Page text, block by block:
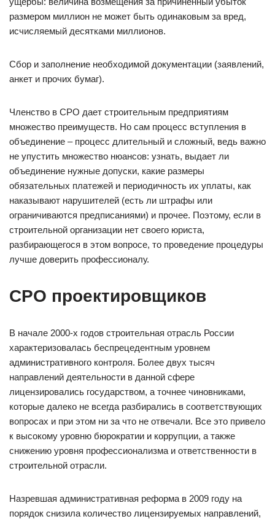
размером миллион не может быть одинаковым за вред,
исчисляемый десятками миллионов.
Сбор и заполнение необходимой документации (заявлений,
анкет и прочих бумаг).
Членство в СРО дает строительным предприятиям
множество преимуществ. Но сам процесс вступления в
объединение – процесс длительный и сложный, ведь важно
не упустить множество нюансов: узнать, выдает ли
объединение нужные допуски, какие размеры
обязательных платежей и периодичность их уплаты, как
наказывают нарушителей (есть ли штрафы или
ограничиваются предписаниями) и прочее. Поэтому, если в
строительной организации нет своего юриста,
разбирающегося в этом вопросе, то проведение процедуры
лучше доверить профессионалу.
СРО проектировщиков
В начале 2000-х годов строительная отрасль России
характеризовалась беспрецедентным уровнем
административного контроля. Более двух тысяч
направлений деятельности в данной сфере
лицензировались государством, а точнее чиновниками,
которые далеко не всегда разбирались в соответствующих
вопросах и при этом ни за что не отвечали. Все это привело
к высокому уровню бюрократии и коррупции, а также
снижению уровня профессионализма и ответственности в
строительной отрасли.
Назревшая административная реформа в 2009 году на
порядок снизила количество лицензируемых направлений,